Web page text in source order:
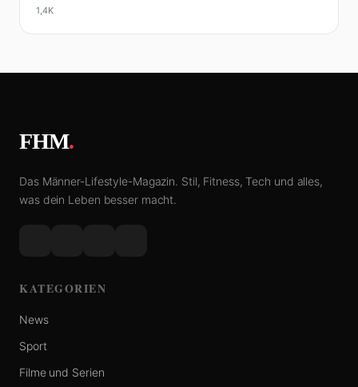
1,4K
FHM.
Das Männer-Lifestyle-Magazin. Stil, Fitness, Tech und alles,
was dein Leben besser macht.
KATEGORIEN
News
Sport
Filme und Serien